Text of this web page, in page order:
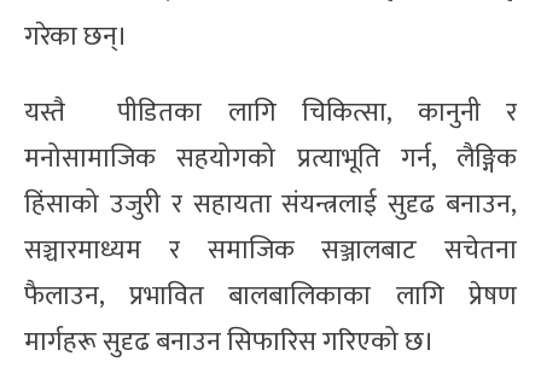
गरेका छन्।
यस्तै पीडितका लागि चिकित्सा, कानुनी र
मनोसामाजिक सहयोगको प्रत्याभूति गर्न, लैङ्गिक
हिंसाको उजुरी र सहायता संयन्त्रलाई सुदृढ बनाउन,
सञ्चारमाध्यम र समाजिक सञ्जालबाट सचेतना
फैलाउन, प्रभावित बालबालिकाका लागि प्रेषण
मार्गहरू सुदृढ बनाउन सिफारिस गरिएको छ।